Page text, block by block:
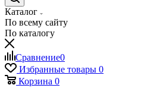
Каталог
По всему сайту
По каталогу
Сравнение0
Избранные товары 0
Корзина 0